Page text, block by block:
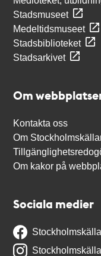
Stadsmuseet
Medeltidsmuseet
Stadsbiblioteket
Stadsarkivet
Om
Kontakta oss
Om
Om kakor på
Sociala medier